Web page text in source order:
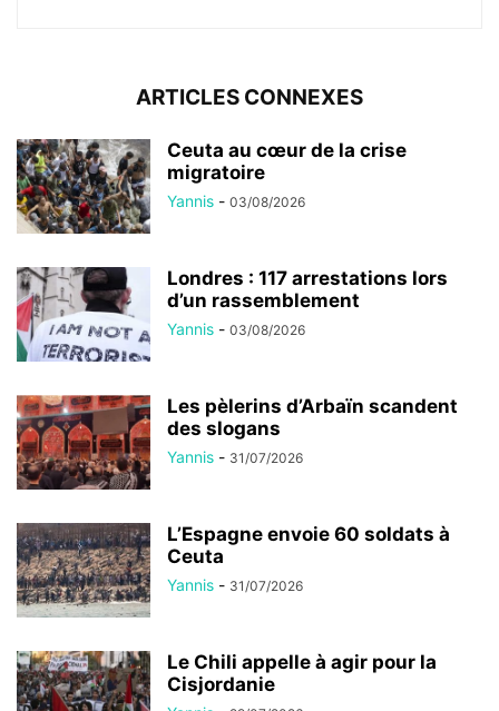
ARTICLES CONNEXES
Ceuta au cœur de la crise
migratoire
Yannis - 03/08/2026
Londres : 117 arrestations lors
d’un rassemblement
Yannis - 03/08/2026
Les pèlerins d’Arbaïn scandent
des slogans
Yannis - 31/07/2026
L’Espagne envoie 60 soldats à
Ceuta
Yannis - 31/07/2026
Le Chili appelle à agir pour la
Cisjordanie